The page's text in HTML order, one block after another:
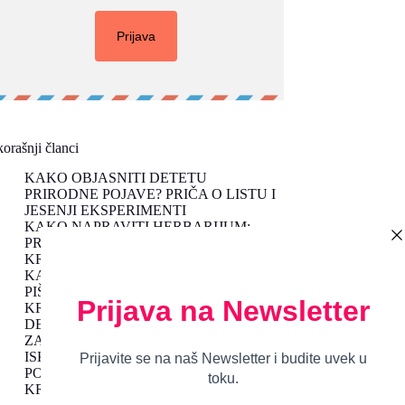
članci
KAKO OBJASNITI DETETU
PRIRODNE POJAVE? PRIČA O LISTU I
JESENJI EKSPERIMENTI
KAKO NAPRAVITI HERBARIJUM:
PROLEĆNE AKTIVNOSTI ZA UČENJE
KROZ IGRU
KAKO MOTIVISATI DETE DA ČITA I
PIŠE UZ KREATIVNE SLAGALICE
KROZ IGRU DO POSLUŠNOG
DETETA: VASPITANJE KROZ IGRU I
ZABAVU
ISKORISTITE JESENJE PLODOVE DA
PODSTAKNETE DEČJU MAŠTU I
KREATIVNOST